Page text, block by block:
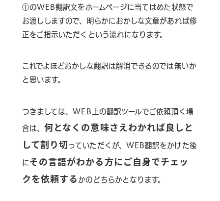
①のWEB翻訳文をホームページに当てはめた状態で
お渡ししますので、明らかにおかしな文章があれば修
正をご指示いただくという流れになります。
これでよほどおかしな翻訳は解消できるのでは無いか
と思います。
つきましては、WEB上の翻訳ツールでご依頼頂く場
合は、何となくの意味さえわかれば良しと
して割り切っていただくが、WEB翻訳をかけた後
に その言語がわかる方にご自身でチェッ
クを依頼する かのどちらかとなります。